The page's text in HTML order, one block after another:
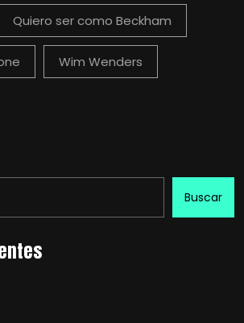
Quiero ser como Beckham
Wim Wenders
Buscar